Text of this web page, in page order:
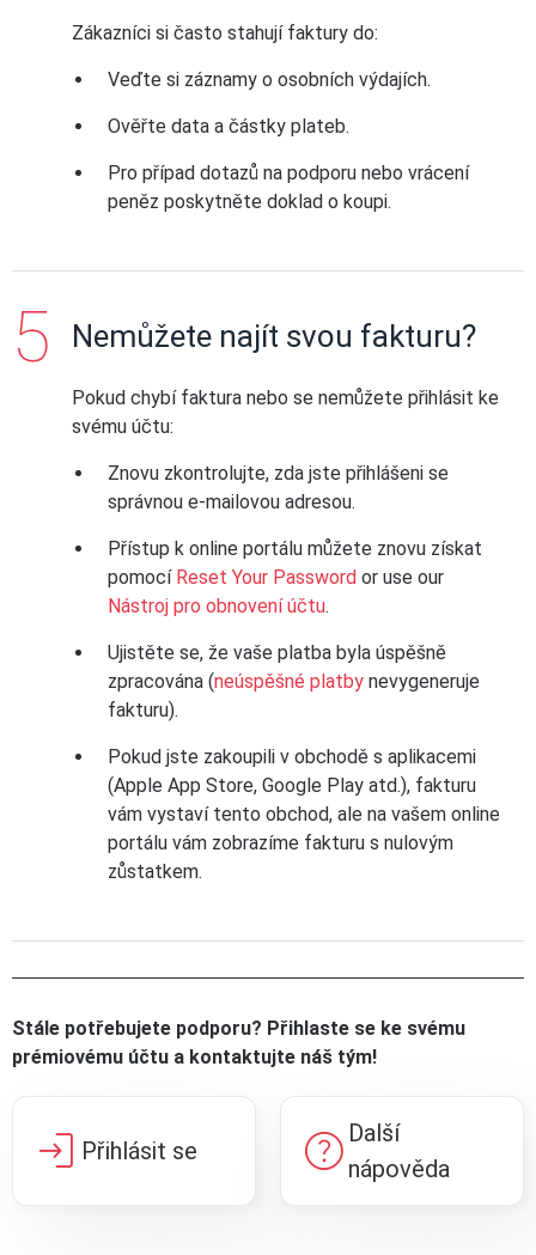
Zákazníci si často stahují faktury do:
Veďte si záznamy o osobních výdajích.
Ověřte data a částky plateb.
Pro případ dotazů na podporu nebo vrácení
peněz poskytněte doklad o koupi.
Nemůžete najít svou fakturu?
Pokud chybí faktura nebo se nemůžete přihlásit ke
svému účtu:
Znovu zkontrolujte, zda jste přihlášeni se
správnou e-mailovou adresou.
Přístup k online portálu můžete znovu získat
pomocí Reset Your Password or use our
Nástroj pro obnovení účtu.
Ujistěte se, že vaše platba byla úspěšně
zpracována (neúspěšné platby nevygeneruje
fakturu).
Pokud jste zakoupili v obchodě s aplikacemi
(Apple App Store, Google Play atd.), fakturu
vám vystaví tento obchod, ale na vašem online
portálu vám zobrazíme fakturu s nulovým
zůstatkem.
Stále potřebujete podporu? Přihlaste se ke svému
prémiovému účtu a kontaktujte náš tým!
login Přihlásit se help Další
nápověda